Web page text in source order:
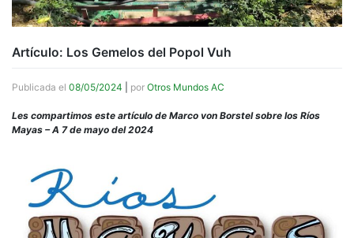
Artículo: Los Gemelos del Popol Vuh
Publicada el 08/05/2024 por Otros Mundos AC
Les compartimos este artículo de Marco von Borstel sobre los Ríos
Mayas – A 7 de mayo del 2024